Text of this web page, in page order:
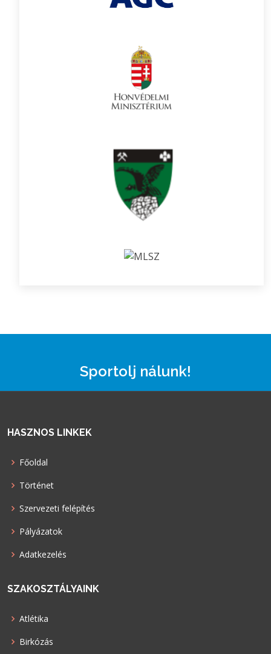
Sportolj nálunk!
HASZNOS LINKEK
Főoldal
Történet
Szervezeti felépítés
Pályázatok
Adatkezelés
SZAKOSZTÁLYAINK
Atlétika
Birkózás